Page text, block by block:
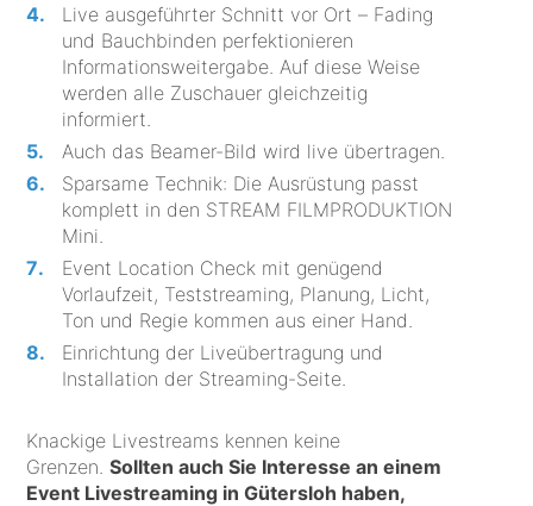
Live ausgeführter Schnitt vor Ort – Fading
und Bauchbinden perfektionieren
Informationsweitergabe. Auf diese Weise
werden alle Zuschauer gleichzeitig
informiert.
Auch das Beamer-Bild wird live übertragen.
Sparsame Technik: Die Ausrüstung passt
komplett in den STREAM FILMPRODUKTION
Mini.
Event Location Check mit genügend
Vorlaufzeit, Teststreaming, Planung, Licht,
Ton und Regie kommen aus einer Hand.
Einrichtung der Liveübertragung und
Installation der Streaming-Seite.
Knackige Livestreams kennen keine
Grenzen.Sollten auch Sie Interesse an einem
Event Livestreaming in Gütersloh haben,